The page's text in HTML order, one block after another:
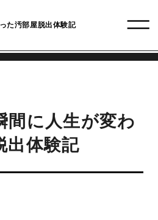
た汚部屋脱出体験記
間に人生が変わ
出体験記